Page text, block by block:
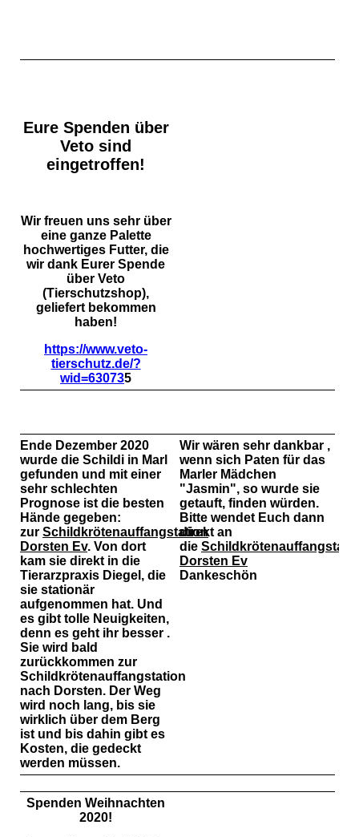
Eure Spenden über
Veto sind
eingetroffen!
Wir freuen uns sehr über
eine ganze Palette
hochwertiges Futter, die
wir dank Eurer Spende
über Veto
(Tierschutzshop),
geliefert bekommen
haben!
https://www.veto-
tierschutz.de/?
wid=630735
Ende Dezember 2020
wurde die Schildi in Marl
gefunden und mit einer
sehr schlechten
Prognose ist die besten
Hände gegeben:
zur Schildkrötenauffangstation
Dorsten Ev. Von dort
kam sie direkt in die
Tierarzpraxis Diegel, die
sie stationär
aufgenommen hat. Und
es gibt tolle Neuigkeiten,
denn es geht ihr besser .
Sie wird bald
zurückkommen zur
Schildkrötenauffangstation
nach Dorsten. Der Weg
wird noch lang, bis sie
wirklich über dem Berg
ist und bis dahin gibt es
Kosten, die gedeckt
werden müssen.
Wir wären sehr dankbar ,
wenn sich Paten für das
Marler Mädchen
"Jasmin", so wurde sie
getauft, finden würden.
Bitte wendet Euch dann
direkt an
die
Dorsten Ev
Dankeschön
Spenden Weihnachten
2020!